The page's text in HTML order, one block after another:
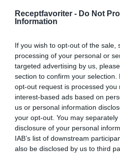
Receptfavoriter - Do Not
Information
If you wish to opt-out of the sale,
processing of your personal or
targeted advertising by us,
section to confirm your
opt-out request is processed you
interest-based ads based on
us or personal information
your opt-out. You may
disclosure of your personal
IAB’s list of downstream
also be disclosed by us to third